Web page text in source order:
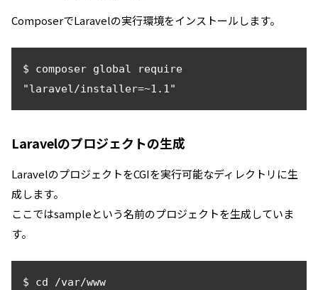
ComposerでLaravelの実行環境をインストールします。
$ composer global require
"laravel/installer=~1.1"
Laravelのプロジェクトの生成
LaravelのプロジェクトをCGIを実行可能なディレクトリに生
成します。
ここではsampleという名前のプロジェクトを生成していま
す。
$ cd /var/www